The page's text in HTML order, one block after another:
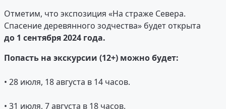
Отметим, что экспозиция «На страже Севера.
Спасение деревянного зодчества» будет открыта
до 1 сентября 2024 года.
Попасть на экскурсии (12+) можно будет:
• 28 июля, 18 августа в 14 часов.
• 31 июля, 7 августа в 18 часов.